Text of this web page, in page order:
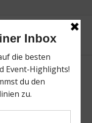
Stores für